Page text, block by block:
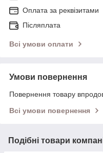
Оплата за реквізитами
Післяплата
Всі умови оплати
Умови повернення
Повернення товару
Всі умови повернення
Подібні товари